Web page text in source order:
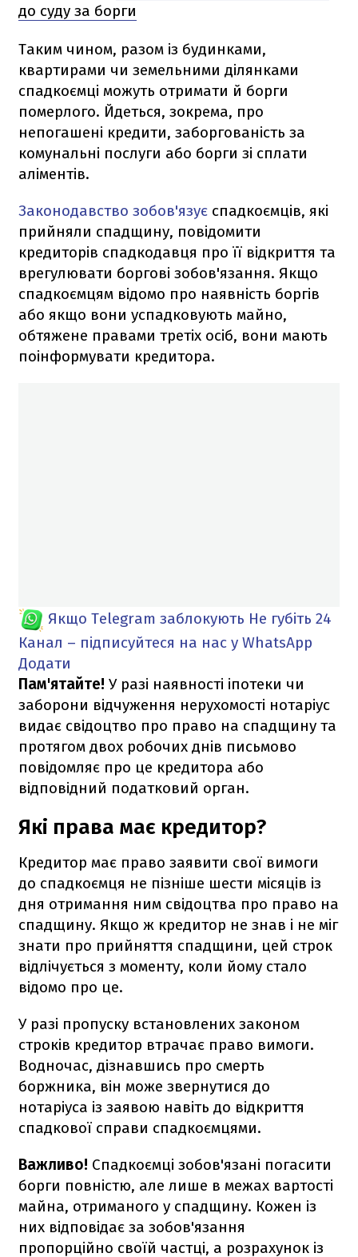
до суду за борги
Таким чином, разом із будинками,
квартирами чи земельними ділянками
спадкоємці можуть отримати й борги
померлого. Йдеться, зокрема, про
непогашені кредити, заборгованість за
комунальні послуги або борги зі сплати
аліментів.
Законодавство зобов'язує спадкоємців, які
прийняли спадщину, повідомити
кредиторів спадкодавця про її відкриття та
врегулювати боргові зобов'язання. Якщо
спадкоємцям відомо про наявність боргів
або якщо вони успадковують майно,
обтяжене правами третіх осіб, вони мають
поінформувати кредитора.
Якщо Telegram заблокують Не губіть 24
Канал – підписуйтеся на нас у WhatsApp
Додати
Пам'ятайте! У разі наявності іпотеки чи
заборони відчуження нерухомості нотаріус
видає свідоцтво про право на спадщину та
протягом двох робочих днів письмово
повідомляє про це кредитора або
відповідний податковий орган.
Які права має кредитор?
Кредитор має право заявити свої вимоги
до спадкоємця не пізніше шести місяців із
дня отримання ним свідоцтва про право на
спадщину. Якщо ж кредитор не знав і не міг
знати про прийняття спадщини, цей строк
відлічується з моменту, коли йому стало
відомо про це.
У разі пропуску встановлених законом
строків кредитор втрачає право вимоги.
Водночас, дізнавшись про смерть
боржника, він може звернутися до
нотаріуса із заявою навіть до відкриття
спадкової справи спадкоємцями.
Важливо! Спадкоємці зобов'язані погасити
борги повністю, але лише в межах вартості
майна, отриманого у спадщину. Кожен із
них відповідає за зобов'язання
пропорційно своїй частці, а розрахунок із